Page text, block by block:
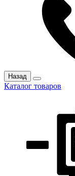
Назад
Каталог товаров